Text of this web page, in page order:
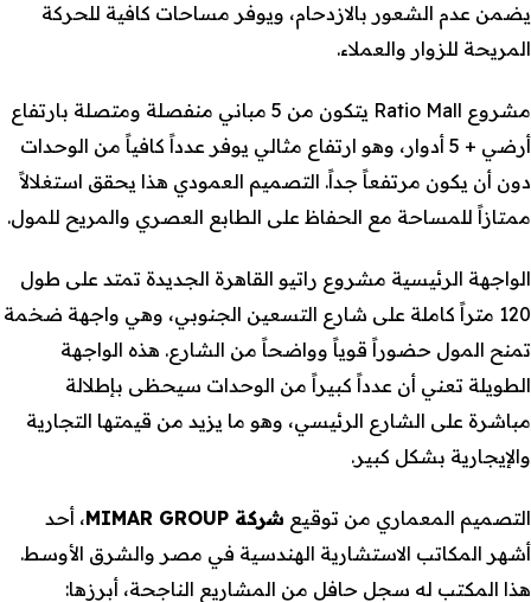
يضمن عدم الشعور بالازدحام، ويوفر مساحات كافية للحركة
المريحة للزوار والعملاء.
مشروع Ratio Mall يتكون من 5 مباني منفصلة ومتصلة بارتفاع
أرضي + 5 أدوار، وهو ارتفاع مثالي يوفر عدداً كافياً من الوحدات
دون أن يكون مرتفعاً جداً. التصميم العمودي هذا يحقق استغلالاً
ممتازاً للمساحة مع الحفاظ على الطابع العصري والمريح للمول.
الواجهة الرئيسية مشروع راتيو القاهرة الجديدة تمتد على طول
120 متراً كاملة على شارع التسعين الجنوبي، وهي واجهة ضخمة
تمنح المول حضوراً قوياً وواضحاً من الشارع. هذه الواجهة
الطويلة تعني أن عدداً كبيراً من الوحدات سيحظى بإطلالة
مباشرة على الشارع الرئيسي، وهو ما يزيد من قيمتها التجارية
والإيجارية بشكل كبير.
التصميم المعماري من توقيع شركة MIMAR GROUP
، أحد
أشهر المكاتب الاستشارية الهندسية في مصر والشرق الأوسط.
هذا المكتب له سجل حافل من المشاريع الناجحة، أبرزها: